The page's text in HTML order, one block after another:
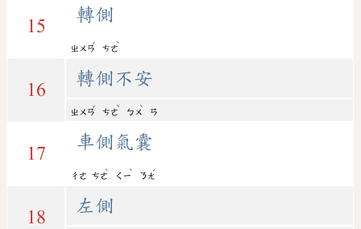
15
轉側
ㄓㄨㄢ
ˇ
ㄘㄜ
ˋ
16
轉側不安
ㄓㄨㄢ
ˇ
ㄘㄜ
ˋ
ㄅㄨ
ˋ
ㄢ
17
車側氣囊
ㄔㄜ ㄘㄜ
ˋ
ㄑㄧ
ˋ
ㄋㄤ
ˊ
18
左側